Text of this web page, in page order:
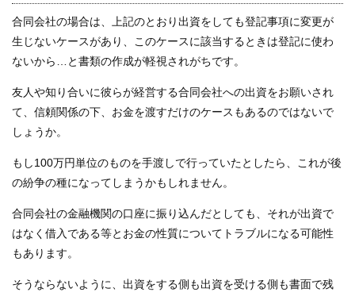
合同会社の場合は、上記のとおり出資をしても登記事項に変更が
生じないケースがあり、このケースに該当するときは登記に使わ
ないから…と書類の作成が軽視されがちです。
友人や知り合いに彼らが経営する合同会社への出資をお願いされ
て、信頼関係の下、お金を渡すだけのケースもあるのではないで
しょうか。
もし100万円単位のものを手渡しで行っていたとしたら、これが後
の紛争の種になってしまうかもしれません。
合同会社の金融機関の口座に振り込んだとしても、それが出資で
はなく借入である等とお金の性質についてトラブルになる可能性
もあります。
そうならないように、出資をする側も出資を受ける側も書面で残